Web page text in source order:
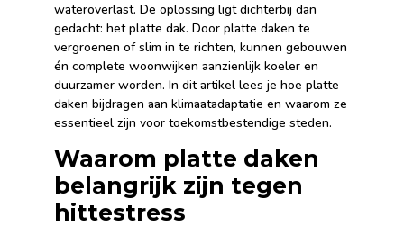
wateroverlast. De oplossing ligt dichterbij dan
gedacht: het platte dak. Door platte daken te
vergroenen of slim in te richten, kunnen gebouwen
én complete woonwijken aanzienlijk koeler en
duurzamer worden. In dit artikel lees je hoe platte
daken bijdragen aan klimaatadaptatie en waarom ze
essentieel zijn voor toekomstbestendige steden.
Waarom platte daken
belangrijk zijn tegen
hittestress